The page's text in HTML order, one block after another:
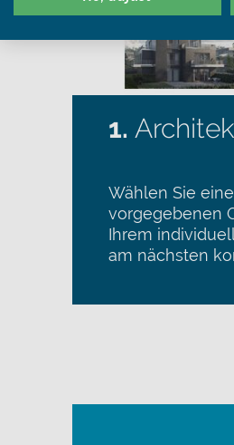
1.
Wählen Sie
vorgegebenen
Ihrem
am nächsten